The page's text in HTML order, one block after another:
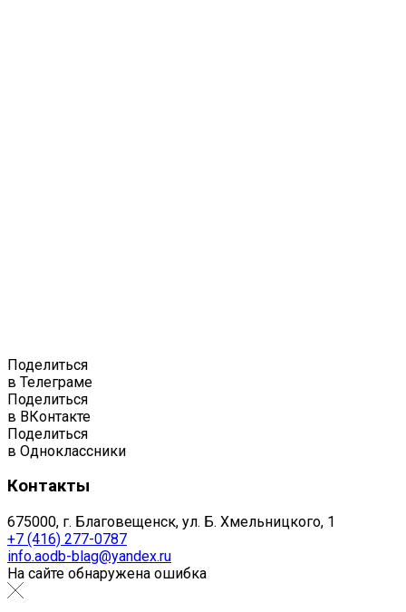
Поделиться
в Телеграме
Поделиться
в ВКонтакте
Поделиться
в Одноклассники
Контакты
675000, г. Благовещенск, ул. Б. Хмельницкого, 1
+7 (416) 277-0787
info.aodb-blag@yandex.ru
На сайте обнаружена ошибка